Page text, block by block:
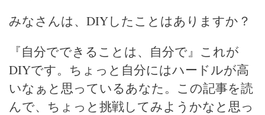
みなさんは、DIYしたことはありますか？
『自分でできることは、自分で』これが
DIYです。ちょっと自分にはハードルが高
いなぁと思っているあなた。この記事を読
んで、ちょっと挑戦してみようかなと思っ